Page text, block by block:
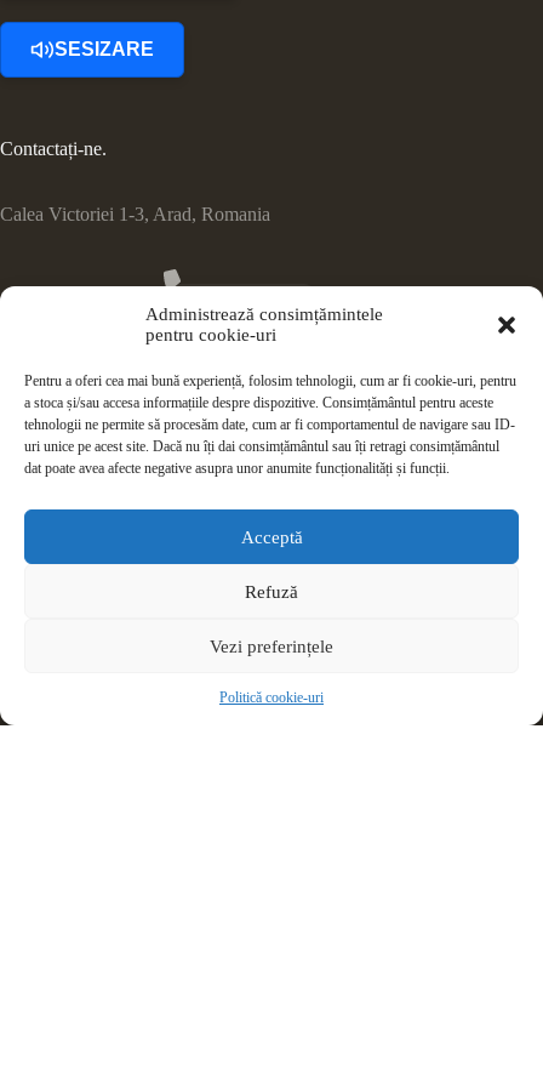
Administrează consimțămintele
pentru cookie-uri
Pentru a oferi cea mai bună experiență, folosim tehnologii, cum ar fi cookie-uri, pentru
a stoca și/sau accesa informațiile despre dispozitive. Consimțământul pentru aceste
tehnologii ne permite să procesăm date, cum ar fi comportamentul de navigare sau ID-
uri unice pe acest site. Dacă nu îți dai consimțământul sau îți retragi consimțământul
dat poate avea afecte negative asupra unor anumite funcționalități și funcții.
Acceptă
Refuză
Vezi preferințele
Politică cookie-uri
SESIZARE
Contactați-ne.
Calea Victoriei 1-3, Arad, Romania
0257 231 726
Doneaza 3,5%